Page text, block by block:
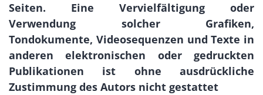
Seiten. Eine Vervielfältigung oder
Verwendung solcher Grafiken,
Tondokumente, Videosequenzen und Texte in
anderen elektronischen oder gedruckten
Publikationen ist ohne ausdrückliche
Zustimmung des Autors nicht gestattet